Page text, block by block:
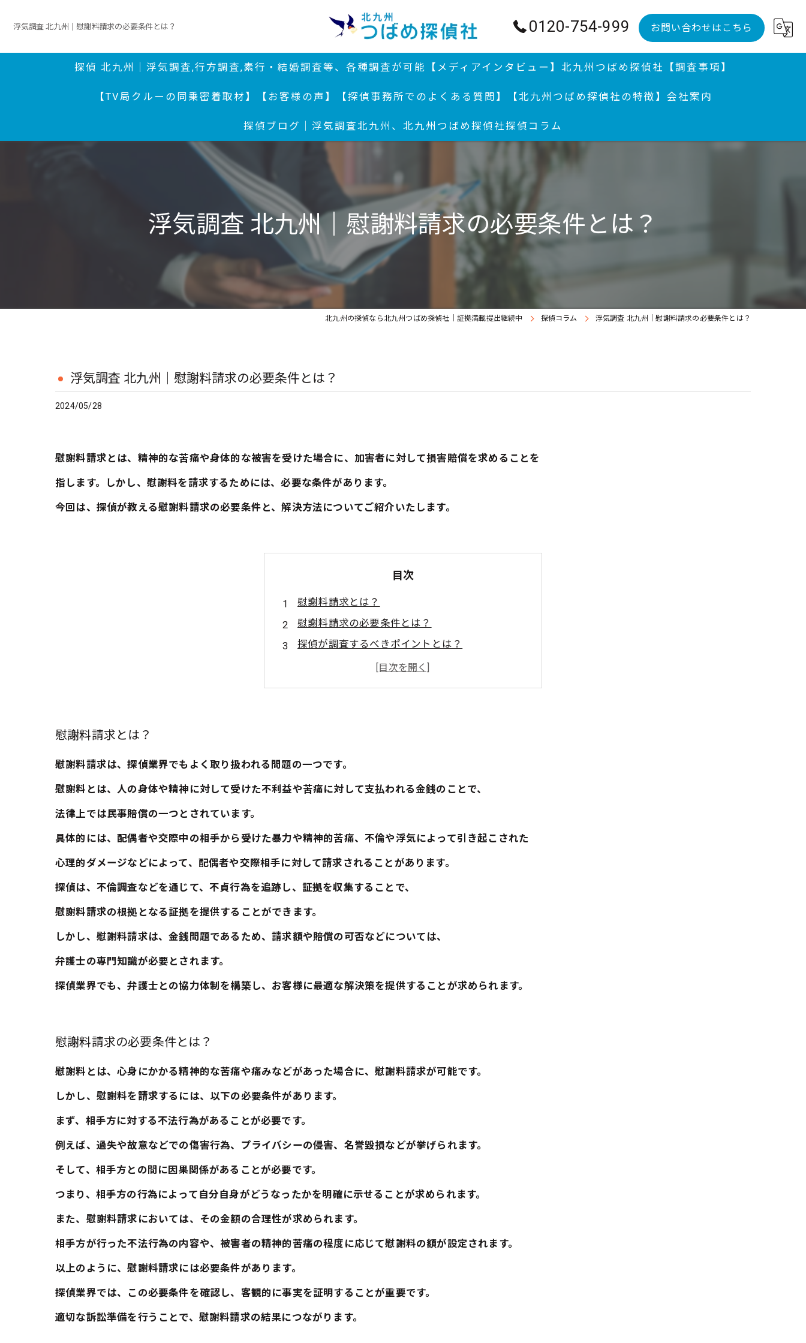
浮気調査 北九州｜慰謝料請求の必要条件とは？ 0120-754-999 お問い合わせはこちら
探偵 北九州｜浮気調査,行方調査,素行・結婚調査等、各種調査が可能 【メディアインタビュー】 北九州つばめ探偵社【調査事項】
【TV局クルーの同乗密着取材】 【お客様の声】 【探偵事務所でのよくある質問】 【北九州つばめ探偵社の特徴】
付郵便送達
北九州の探偵が迅速に解決｜行方調査 | 感謝状授与歴アリ
会社案内
探偵ブログ｜浮気調査北九州、北九州つばめ探偵社探偵コラム
浮気調査 北九州｜慰謝料請求の必要条件とは？
北九州の探偵なら北九州つばめ探偵社｜証拠満載提出継続中 探偵コラム 浮気調査 北九州｜慰謝料請求の必要条件とは？
浮気調査 北九州｜慰謝料請求の必要条件とは？
2024/05/28
慰謝料請求とは、精神的な苦痛や身体的な被害を受けた場合に、加害者に対して損害賠償を求めることを
指します。しかし、慰謝料を請求するためには、必要な条件があります。
今回は、探偵が教える慰謝料請求の必要条件と、解決方法についてご紹介いたします。
目次
慰謝料請求とは？
慰謝料請求の必要条件とは？
探偵が調査するべきポイントとは？
慰謝料請求の手続きと解決法とは？
探偵に相談するメリットとは？
慰謝料請求とは？
慰謝料請求は、探偵業界でもよく取り扱われる問題の一つです。
慰謝料とは、人の身体や精神に対して受けた不利益や苦痛に対して支払われる金銭のことで、
法律上では民事賠償の一つとされています。
具体的には、配偶者や交際中の相手から受けた暴力や精神的苦痛、不倫や浮気によって引き起こされた
心理的ダメージなどによって、配偶者や交際相手に対して請求されることがあります。
探偵は、不倫調査などを通じて、不貞行為を追跡し、証拠を収集することで、
慰謝料請求の根拠となる証拠を提供することができます。
しかし、慰謝料請求は、金銭問題であるため、請求額や賠償の可否などについては、
弁護士の専門知識が必要とされます。
探偵業界でも、弁護士との協力体制を構築し、お客様に最適な解決策を提供することが求められます。
慰謝料請求の必要条件とは？
慰謝料とは、心身にかかる精神的な苦痛や痛みなどがあった場合に、慰謝料請求が可能です。
しかし、慰謝料を請求するには、以下の必要条件があります。
まず、相手方に対する不法行為があることが必要です。
例えば、過失や故意などでの傷害行為、プライバシーの侵害、名誉毀損などが挙げられます。
そして、相手方との間に因果関係があることが必要です。
つまり、相手方の行為によって自分自身がどうなったかを明確に示せることが求められます。
また、慰謝料請求においては、その金額の合理性が求められます。
相手方が行った不法行為の内容や、被害者の精神的苦痛の程度に応じて慰謝料の額が設定されます。
以上のように、慰謝料請求には必要条件があります。
探偵業界では、この必要条件を確認し、客観的に事実を証明することが重要です。
適切な訴訟準備を行うことで、慰謝料請求の結果につながります。